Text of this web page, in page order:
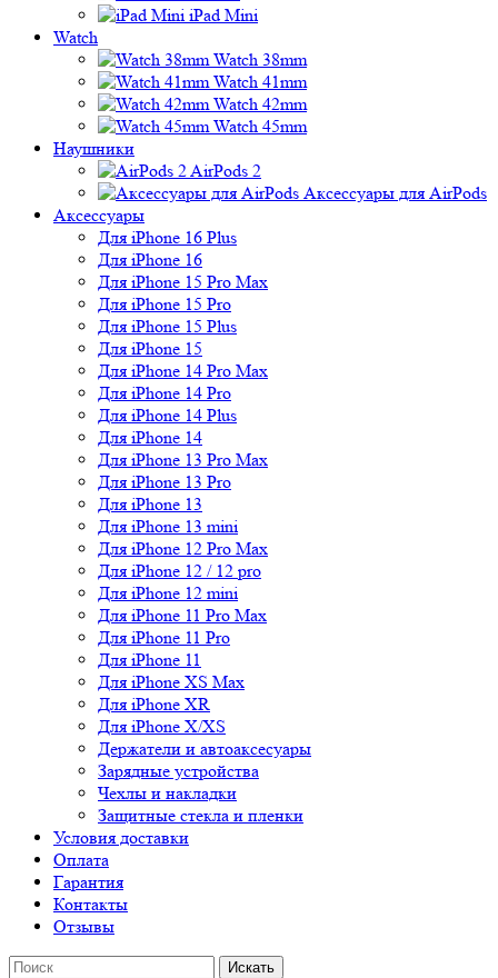
iPad Mini
Watch
Watch 38mm
Watch 41mm
Watch 42mm
Watch 45mm
Наушники
AirPods 2
Аксессуары для AirPods
Аксессуары
Для iPhone 16 Plus
Для iPhone 16
Для iPhone 15 Pro Max
Для iPhone 15 Pro
Для iPhone 15 Plus
Для iPhone 15
Для iPhone 14 Pro Max
Для iPhone 14 Pro
Для iPhone 14 Plus
Для iPhone 14
Для iPhone 13 Pro Max
Для iPhone 13 Pro
Для iPhone 13
Для iPhone 13 mini
Для iPhone 12 Pro Max
Для iPhone 12 / 12 pro
Для iPhone 12 mini
Для iPhone 11 Pro Max
Для iPhone 11 Pro
Для iPhone 11
Для iPhone XS Max
Для iPhone XR
Для iPhone X/XS
Держатели и автоаксесуары
Зарядные устройства
Чехлы и накладки
Защитные стекла и пленки
Условия доставки
Оплата
Гарантия
Контакты
Отзывы